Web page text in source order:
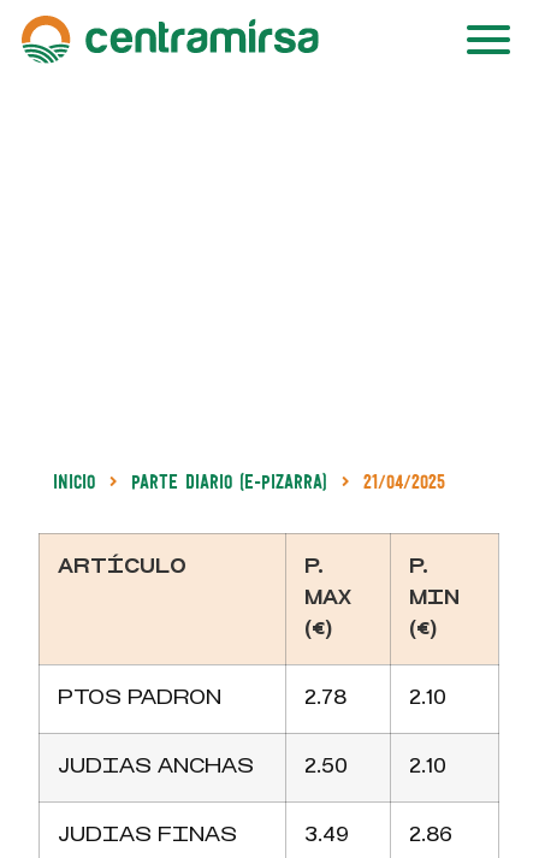
Inicio Parte Diario (e-Pizarra) 21/04/2025
ARTÍCULO
P.
MAX
(€)
P.
MIN
(€)
PTOS PADRON 2.78 2.10
JUDIAS ANCHAS 2.50 2.10
JUDIAS FINAS 3.49 2.86